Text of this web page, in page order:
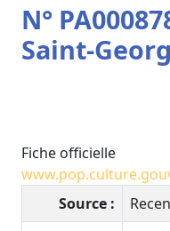
N°
Saint-
Fiche officielle
Source :